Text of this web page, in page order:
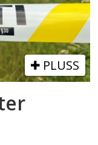
PLUSS